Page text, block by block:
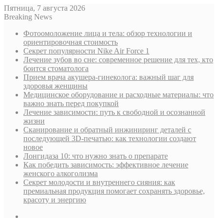
Пятница, 7 августа 2026
Breaking News
Фотоомоложение лица и тела: обзор технологии и
ориентировочная стоимость
Секрет популярности Nike Air Force 1
Лечение зубов во сне: современное решение для тех, кто
боится стоматолога
Прием врача акушера-гинеколога: важный шаг для
здоровья женщины
Медицинское оборудование и расходные материалы: что
важно знать перед покупкой
Лечение зависимости: путь к свободной и осознанной
жизни
Сканирование и обратный инжиниринг деталей с
последующей 3D-печатью: как технологии создают
новое
Лонгидаза 10: что нужно знать о препарате
Как победить зависимость: эффективное лечение
женского алкоголизма
Секрет молодости и внутреннего сияния: как
премиальная продукция помогает сохранять здоровье,
красоту и энергию